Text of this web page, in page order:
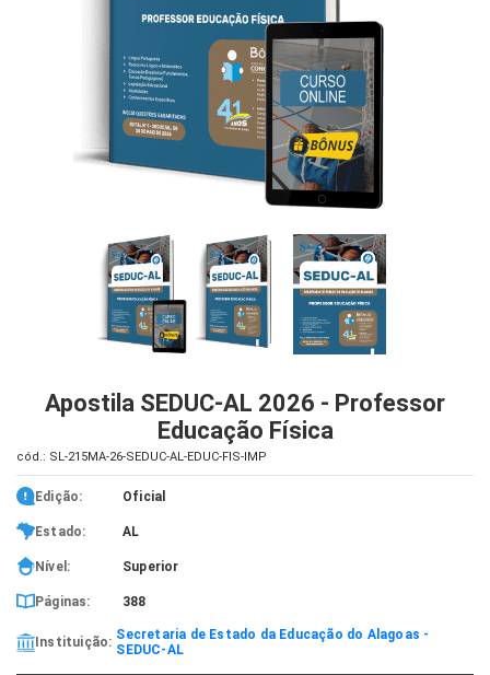
Apostila SEDUC-AL 2026 - Professor
Educação Física
cód.: SL-215MA-26-SEDUC-AL-EDUC-FIS-IMP
Edição: Oficial
Estado: AL
Nível: Superior
Páginas: 388
Instituição: Secretaria de Estado da Educação do Alagoas -
SEDUC-AL